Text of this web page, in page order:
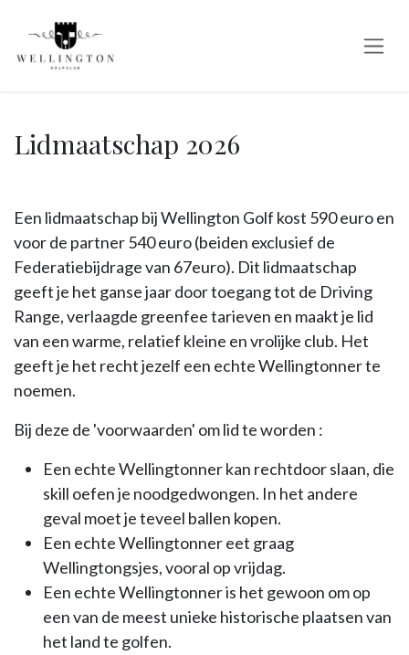
Lidmaatschap 2026
Een lidmaatschap bij Wellington Golf kost 590 euro en
voor de partner 540 euro (beiden exclusief de
Federatiebijdrage van 67euro). Dit lidmaatschap
geeft je het ganse jaar door toegang tot de Driving
Range, verlaagde greenfee tarieven en maakt je lid
van een warme, relatief kleine en vrolijke club. Het
geeft je het recht jezelf een echte Wellingtonner te
noemen.
Bij deze de 'voorwaarden' om lid te worden :
Een echte Wellingtonner kan rechtdoor slaan, die
skill oefen je noodgedwongen. In het andere
geval moet je teveel ballen kopen.
Een echte Wellingtonner eet graag
Wellingtongsjes, vooral op vrijdag.
Een echte Wellingtonner is het gewoon om op
een van de meest unieke historische plaatsen van
het land te golfen.